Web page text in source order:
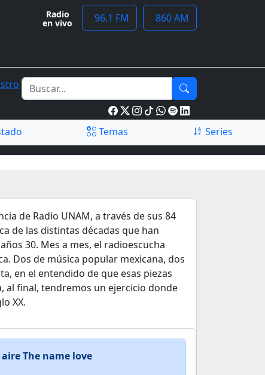
Radio
en vivo 96.1 FM 860 AM
Temas Series
de Radio UNAM, a través de sus 84
de las distintas décadas que han
30. Mes a mes, el radioescucha
Dos de música popular mexicana, dos
en el entendido de que esas piezas
al final, tendremos un ejercicio donde
XX.
The name love